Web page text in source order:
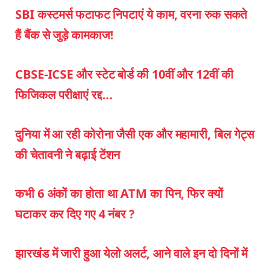
SBI कस्टमर्स फटाफट निपटाएं ये काम, वरना रुक सकते
हैं बैंक से जुड़े कामकाज!
CBSE-ICSE और स्टेट बोर्ड की 10वीं और 12वीं की
फिजिकल परीक्षाएं रद्द…
दुनिया में आ रही कोरोना जैसी एक और महामारी, बिल गेट्स
की चेतावनी ने बढ़ाई टेंशन
कभी 6 अंकों का होता था ATM का पिन, फिर क्यों
घटाकर कर दिए गए 4 नंबर ?
झारखंड में जारी हुआ येलो अलर्ट, आने वाले इन दो दिनों में